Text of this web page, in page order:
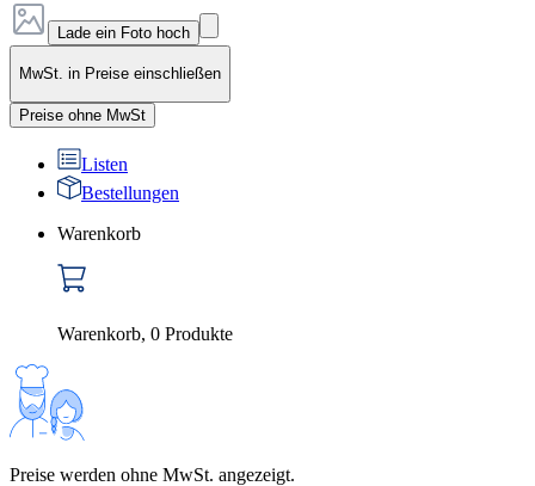
Lade ein Foto hoch
MwSt. in Preise einschließen
Preise ohne MwSt
Listen
Bestellungen
Warenkorb
Warenkorb, 0 Produkte
Preise werden ohne MwSt. angezeigt.